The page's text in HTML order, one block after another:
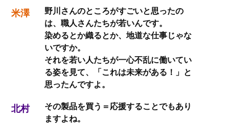
米澤
野川さんのところがすごいと思ったの
は、職人さんたちが若いんです。
染めるとか織るとか、地道な仕事じゃな
いですか。
それを若い人たちが一心不乱に働いてい
る姿を見て、「これは未来がある！」と
思ったんですよ。
北村
その製品を買う＝応援することでもあり
ますよね。